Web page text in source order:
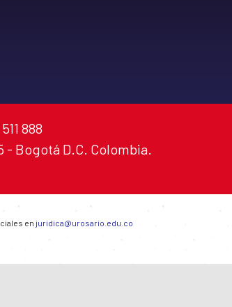
888
- Bogotá D.C. Colombia.
en juridica@urosario.edu.co